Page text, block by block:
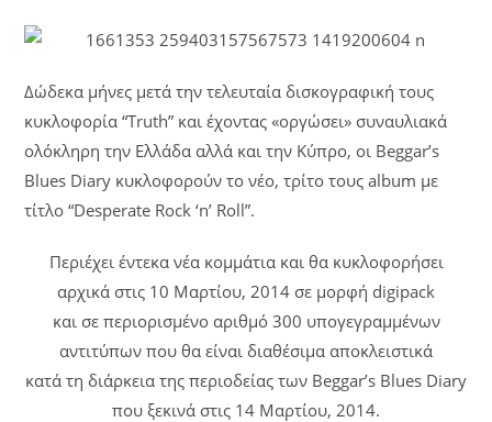
Δώδεκα μήνες μετά την τελευταία δισκογραφική τους
κυκλοφορία “Truth” και έχοντας «οργώσει» συναυλιακά
ολόκληρη την Ελλάδα αλλά και την Κύπρο, οι Beggar’s
Blues Diary κυκλοφορούν το νέο, τρίτο τους album με
τίτλο “Desperate Rock ‘n’ Roll”.
Περιέχει έντεκα νέα κομμάτια και θα κυκλοφορήσει
αρχικά στις 10 Μαρτίου, 2014 σε μορφή digipack
και σε περιορισμένο αριθμό 300 υπογεγραμμένων
αντιτύπων που θα είναι διαθέσιμα αποκλειστικά
κατά τη διάρκεια της περιοδείας των Beggar’s Blues Diary
που ξεκινά στις 14 Μαρτίου, 2014.